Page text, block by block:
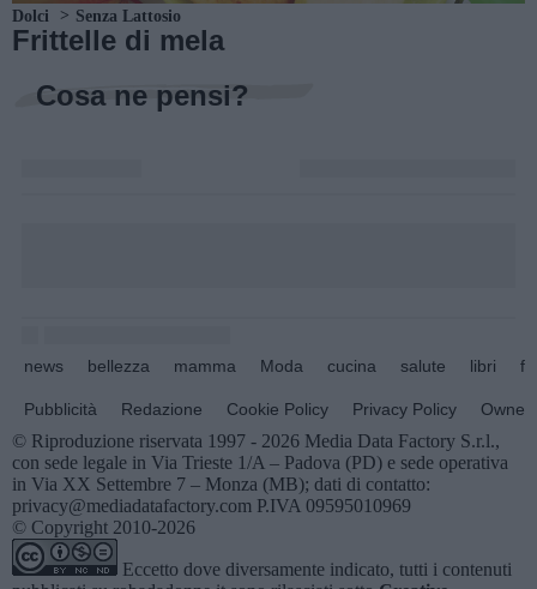
Dolci Senza Lattosio
Frittelle di mela
Cosa ne pensi?
news bellezza mamma Moda cucina salute libri
Pubblicità Redazione Cookie Policy Privacy Policy
© Riproduzione riservata 1997 - 2026 Media Data Factory S.r.l.,
con sede legale in Via Trieste 1/A – Padova (PD) e sede operativa
in Via XX Settembre 7 – Monza (MB); dati di contatto:
privacy@mediadatafactory.com P.IVA 09595010969
© Copyright 2010-2026
Eccetto dove diversamente indicato, tutti i contenuti